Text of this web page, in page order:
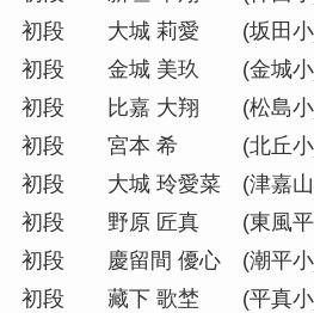
初段 大城 莉愛 (坂田
初段 金城 美玖 (金城
初段 比嘉 大翔 (松島
初段 宮本 希 (北丘小
初段 大城 玲愛菜 (津嘉山
初段 野原 匠真 (東風平
初段 慶留間 優心 (潮平
初段 藏下 歌埜 (平真